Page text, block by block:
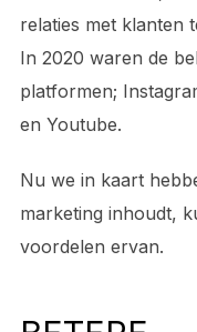
relaties met klanten
In 2020 waren de
platformen;
en Youtube.
Nu we in kaart
marketing inhoudt,
voordelen ervan.